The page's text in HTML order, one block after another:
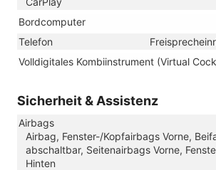
Bordcomputer
Telefon
Volldigitales Kombiinstrument (Virtual
Sicherheit & Assistenz
Airbags
Airbag, Fenster-/Kopfairbags Vorne,
abschaltbar, Seitenairbags Vorne,
Hinten